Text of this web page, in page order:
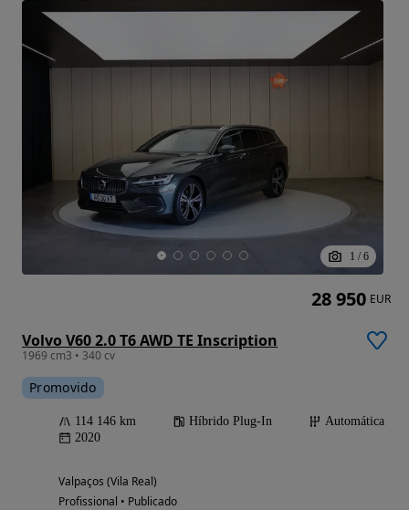
1 / 6
Volvo V60 2.0 T6 AWD TE Inscription
1969 cm3 • 340 cv
Promovido
114 146 km Híbrido Plug-In
Automática
2020
Valpaços (Vila Real)
Profissional • Publicado
28 950 EUR